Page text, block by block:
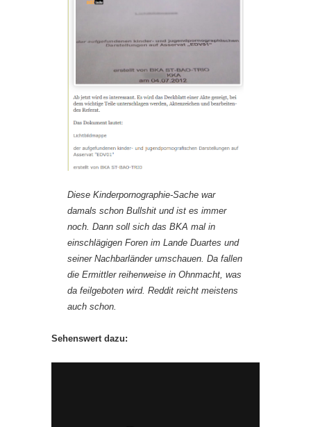
Diese Kinderpornographie-Sache war
damals schon Bullshit und ist es immer
noch. Dann soll sich das BKA mal in
einschlägigen Foren im Lande Duartes und
seiner Nachbarländer umschauen. Da fallen
die Ermittler reihenweise in Ohnmacht, was
da feilgeboten wird. Reddit reicht meistens
auch schon.
Sehenswert dazu: